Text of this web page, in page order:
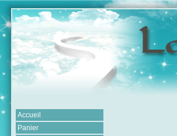
Accueil
Panier